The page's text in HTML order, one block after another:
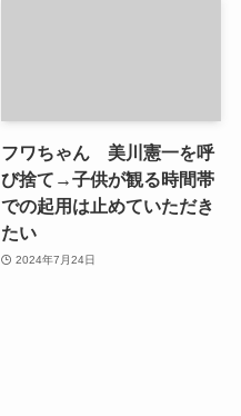
フワちゃん 美川憲一を呼
び捨て→子供が観る時間帯
での起用は止めていただき
たい
2024年7月24日